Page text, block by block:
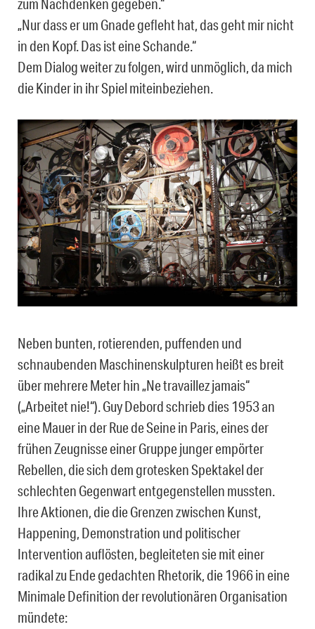
zum Nachdenken gegeben.“
„Nur dass er um Gnade gefleht hat, das geht mir nicht
in den Kopf. Das ist eine Schande.“
Dem Dialog weiter zu folgen, wird unmöglich, da mich
die Kinder in ihr Spiel miteinbeziehen.
Neben bunten, rotierenden, puffenden und
schnaubenden Maschinenskulpturen heißt es breit
über mehrere Meter hin „Ne travaillez jamais“
(„Arbeitet nie!“). Guy Debord schrieb dies 1953 an
eine Mauer in der Rue de Seine in Paris, eines der
frühen Zeugnisse einer Gruppe junger empörter
Rebellen, die sich dem grotesken Spektakel der
schlechten Gegenwart entgegenstellen mussten.
Ihre Aktionen, die die Grenzen zwischen Kunst,
Happening, Demonstration und politischer
Intervention auflösten, begleiteten sie mit einer
radikal zu Ende gedachten Rhetorik, die 1966 in eine
Minimale Definition der revolutionären Organisation
mündete: